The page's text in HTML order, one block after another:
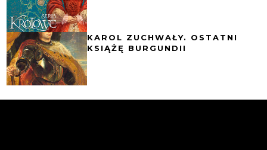
KAROL ZUCHWAŁY. OSTATNI
KSIĄŻĘ BURGUNDII